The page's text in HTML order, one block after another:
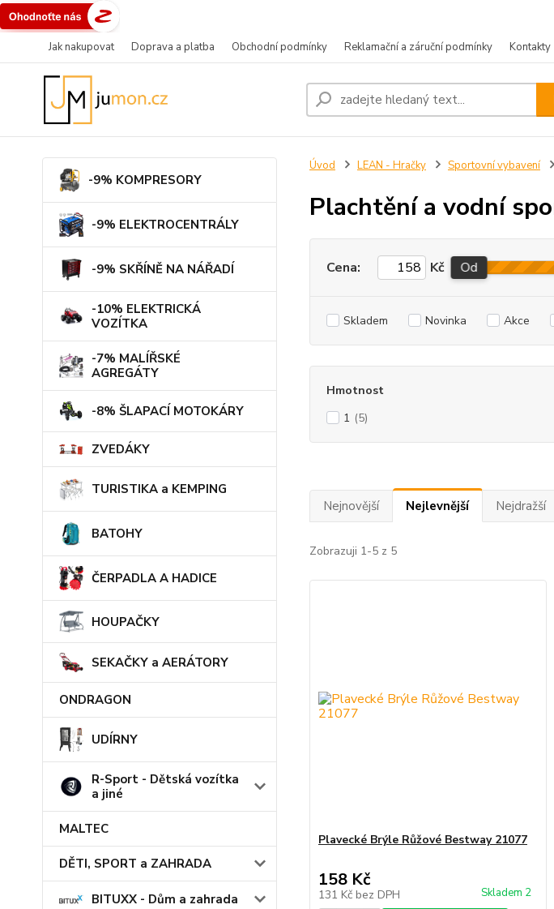
Jak nakupovat Doprava a platba Obchodní podmínky Reklamační a záruční podmínky Kontakty
-9% KOMPRESORY
-9% ELEKTROCENTRÁLY
-9% SKŘÍNĚ NA NÁŘADÍ
-10% ELEKTRICKÁ
VOZÍTKA
-7% MALÍŘSKÉ
AGREGÁTY
-8% ŠLAPACÍ MOTOKÁRY
ZVEDÁKY
TURISTIKA a KEMPING
BATOHY
ČERPADLA A HADICE
HOUPAČKY
SEKAČKY a AERÁTORY
ONDRAGON
UDÍRNY
R-Sport - Dětská vozítka
a jiné
MALTEC
DĚTI, SPORT a ZAHRADA
BITUXX - Dům a zahrada
Úvod LEAN - Hračky Sportovní vybavení
Plachtění a vodní
Cena: Kč Od
Skladem Novinka Akce
Hmotnost
1 (5)
Nejnovější Nejlevnější Nejdražší
Zobrazuji 1-5 z 5
Plavecké Brýle Růžové Bestway 21077
158 Kč
131 Kč bez DPH Skladem 2